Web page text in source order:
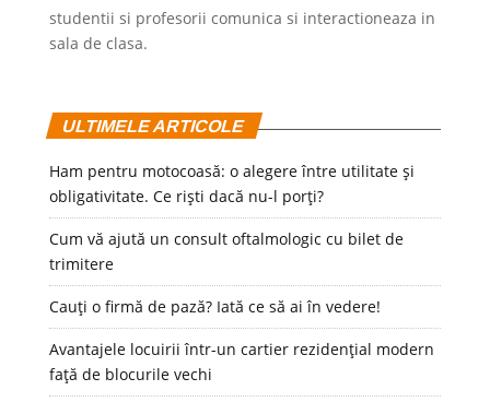
studentii si profesorii comunica si interactioneaza in
sala de clasa.
ULTIMELE ARTICOLE
Ham pentru motocoasă: o alegere între utilitate și
obligativitate. Ce riști dacă nu-l porți?
Cum vă ajută un consult oftalmologic cu bilet de
trimitere
Cauți o firmă de pază? Iată ce să ai în vedere!
Avantajele locuirii într-un cartier rezidențial modern
față de blocurile vechi